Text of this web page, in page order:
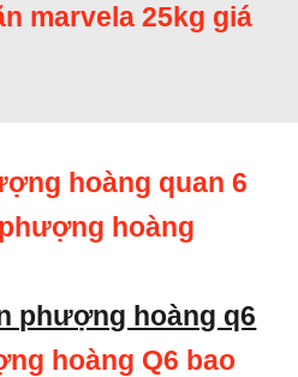
marvela 25kg giá
hoàng quan 6
hoàng
phượng hoàng q6
hoàng Q6 bao